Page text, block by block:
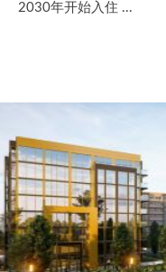
2030年开始入住 ...